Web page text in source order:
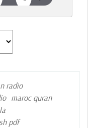
radio
maroc quran
pdf